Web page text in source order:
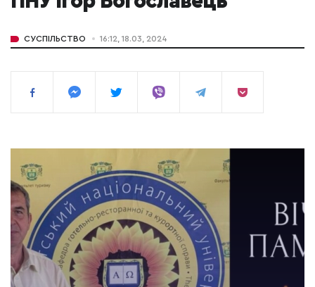
СУСПІЛЬСТВО 16:12, 18.03, 2024